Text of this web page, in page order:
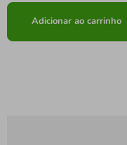
Adicionar ao carrinho